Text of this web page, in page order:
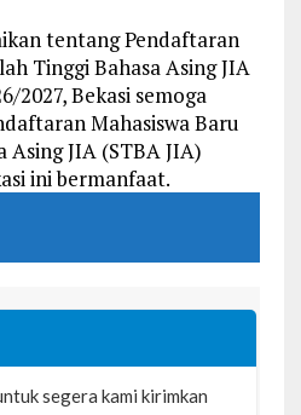
tentang Pendaftaran
Tinggi Bahasa Asing JIA
2027, Bekasi semoga
Mahasiswa Baru
Asing JIA (STBA JIA)
ini bermanfaat.